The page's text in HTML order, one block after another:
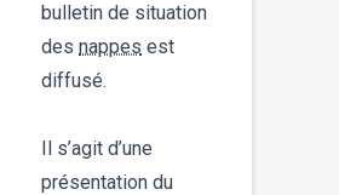
bulletin de situation
des nappes est
diffusé.
Il s’agit d’une
présentation du